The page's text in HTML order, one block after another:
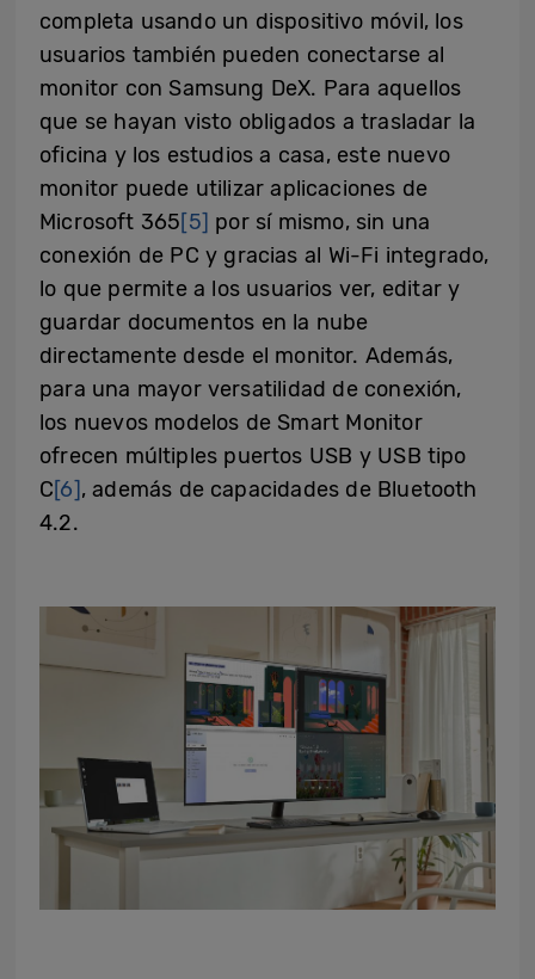
completa usando un dispositivo móvil, los
usuarios también pueden conectarse al
monitor con Samsung DeX. Para aquellos
que se hayan visto obligados a trasladar la
oficina y los estudios a casa, este nuevo
monitor puede utilizar aplicaciones de
Microsoft 365[5] por sí mismo, sin una
conexión de PC y gracias al Wi-Fi integrado,
lo que permite a los usuarios ver, editar y
guardar documentos en la nube
directamente desde el monitor. Además,
para una mayor versatilidad de conexión,
los nuevos modelos de Smart Monitor
ofrecen múltiples puertos USB y USB tipo
C[6], además de capacidades de Bluetooth
4.2.